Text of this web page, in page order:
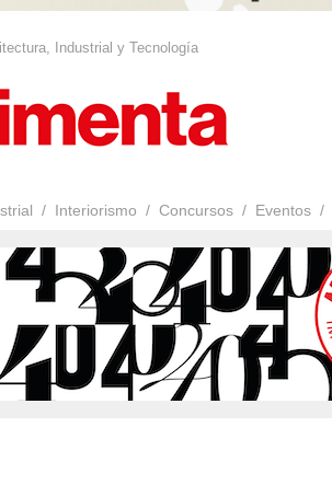
Industrial y Tecnología
Interiorismo Concursos Eventos